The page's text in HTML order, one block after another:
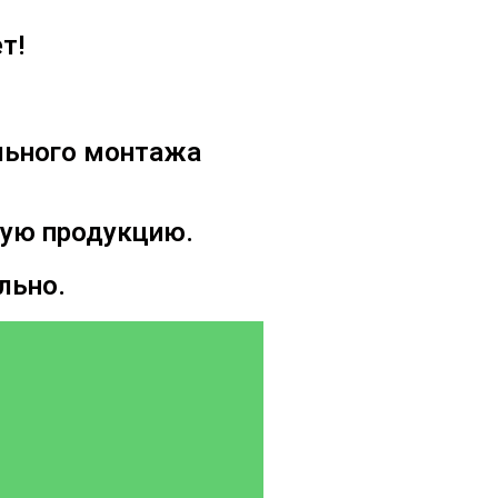
монтажа
продукцию.